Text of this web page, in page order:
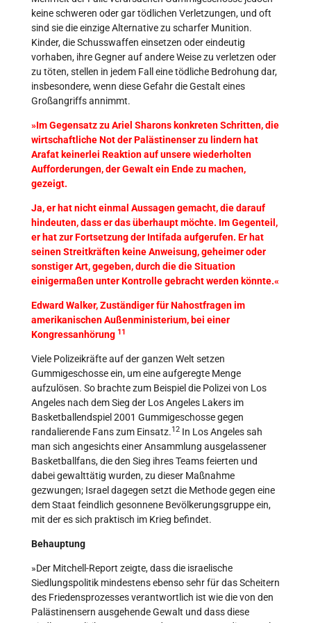
keine schweren oder gar tödlichen Verletzungen, und oft
sind sie die einzige Alternative zu scharfer Munition.
Kinder, die Schusswaffen einsetzen oder eindeutig
vorhaben, ihre Gegner auf andere Weise zu verletzen oder
zu töten, stellen in jedem Fall eine tödliche Bedrohung dar,
insbesondere, wenn diese Gefahr die Gestalt eines
Großangriffs annimmt.
»Im Gegensatz zu Ariel Sharons konkreten Schritten, die
wirtschaftliche Not der Palästinenser zu lindern hat
Arafat keinerlei Reaktion auf unsere wiederholten
Aufforderungen, der Gewalt ein Ende zu machen,
gezeigt.
Ja, er hat nicht einmal Aussagen gemacht, die darauf
hindeuten, dass er das überhaupt möchte. Im Gegenteil,
er hat zur Fortsetzung der Intifada aufgerufen. Er hat
seinen Streitkräften keine Anweisung, geheimer oder
sonstiger Art, gegeben, durch die die Situation
einigermaßen unter Kontrolle gebracht werden könnte.«
Edward Walker, Zuständiger für Nahostfragen im
amerikanischen Außenministerium, bei einer
Kongressanhörung 11
Viele Polizeikräfte auf der ganzen Welt setzen
Gummigeschosse ein, um eine aufgeregte Menge
aufzulösen. So brachte zum Beispiel die Polizei von Los
Angeles nach dem Sieg der Los Angeles Lakers im
Basketballendspiel 2001 Gummigeschosse gegen
randalierende Fans zum Einsatz.12 In Los Angeles sah
man sich angesichts einer Ansammlung ausgelassener
Basketballfans, die den Sieg ihres Teams feierten und
dabei gewalttätig wurden, zu dieser Maßnahme
gezwungen; Israel dagegen setzt die Methode gegen eine
dem Staat feindlich gesonnene Bevölkerungsgruppe ein,
mit der es sich praktisch im Krieg befindet.
Behauptung
»Der Mitchell-Report zeigte, dass die israelische
Siedlungspolitik mindestens ebenso sehr für das Scheitern
des Friedensprozesses verantwortlich ist wie die von den
Palästinensern ausgehende Gewalt und dass diese